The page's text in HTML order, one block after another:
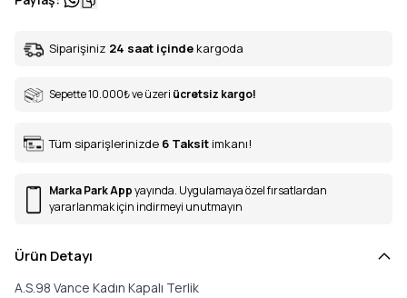
Siparişiniz 24 saat içinde kargoda
Sepette 10.000₺ve üzeri ücretsiz kargo!
Tüm siparişlerinizde 6 Taksit imkanı!
Marka Park Appyayında. Uygulamaya özel fırsatlardan
yararlanmak için indirmeyi unutmayın
Ürün Detayı
A.S.98 Vance Kadın Kapalı Terlik